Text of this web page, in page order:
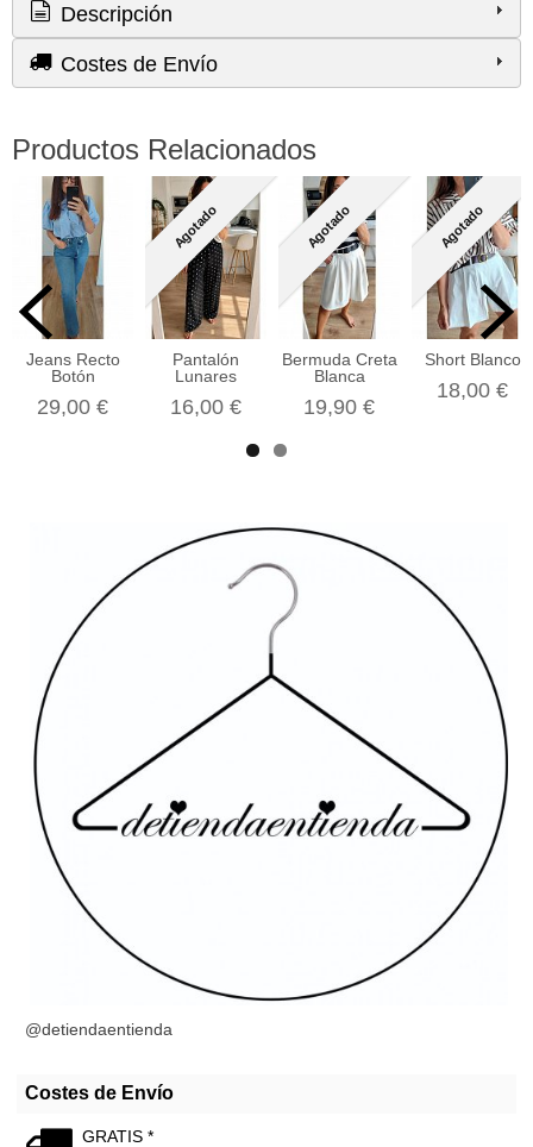
@detiendaentienda
Costes de Envío
GRATIS *
Descripción
Costes de Envío
Productos Relacionados
Jeans Recto
Botón
29,00 €
Agotado
Pantalón
Lunares
16,00 €
Agotado
Bermuda Creta
Blanca
19,90 €
Agotado
Short Blanco
18,00 €